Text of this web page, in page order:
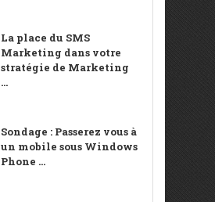
La place du SMS
Marketing dans votre
stratégie de Marketing
...
Sondage : Passerez vous à
un mobile sous Windows
Phone ...